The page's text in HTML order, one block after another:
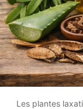
Les plantes